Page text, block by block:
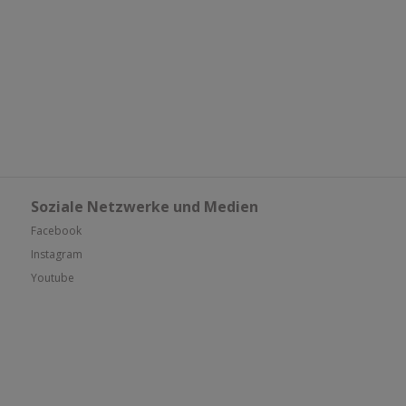
Soziale Netzwerke und Medien
Facebook
Instagram
Youtube